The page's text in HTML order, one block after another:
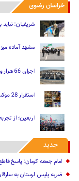
خراسان رضوی
شریفیان:
مشهد آماده
اجرای 66 هزار واحد نهضت ملی مسکن در خراسان رضوی
استقرار 28 موکب اسکان زائران در مشهد هم زمان با دهه پایانی صفر
اربعین؛ از
جدید
امام جمعه کرمان: پاسخ
ضربه پلیس لرستان به